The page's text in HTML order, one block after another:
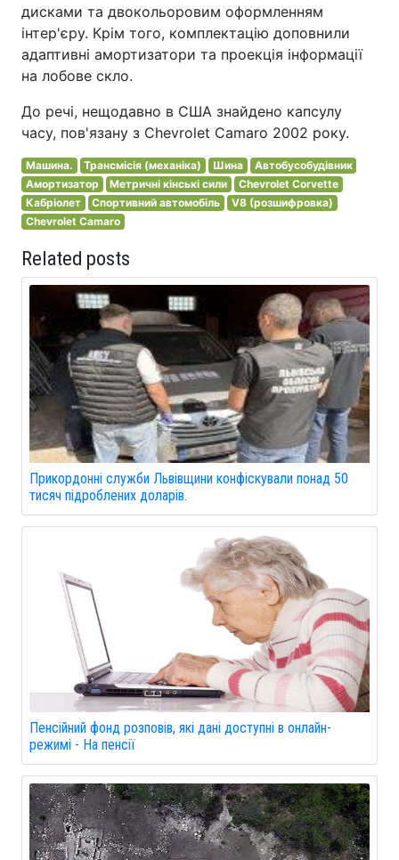
дисками та двокольоровим оформленням
інтер'єру. Крім того, комплектацію доповнили
адаптивні амортизатори та проекція інформації
на лобове скло.
До речі, нещодавно в США знайдено капсулу
часу, пов'язану з Chevrolet Camaro 2002 року.
Машина. Трансмісія (механіка) Шина
Автобусобудівник
Амортизатор
Метричні кінські сили
Chevrolet Corvette
Кабріолет
Спортивний автомобіль
V8 (розшифровка)
Chevrolet Camaro
Related posts
Прикордонні служби Львівщини конфіскували понад 50
тисяч підроблених доларів.
Пенсійний фонд розповів, які дані доступні в онлайн-
режимі - На пенсії